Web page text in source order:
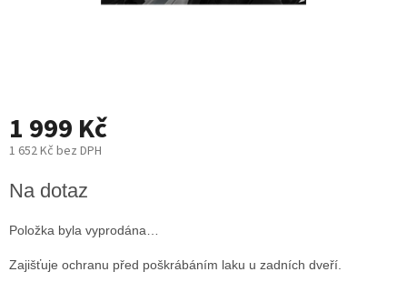
1 999 Kč
1 652 Kč bez DPH
cena:
Na dotaz
Položka byla vyprodána…
Zajišťuje ochranu před poškrábáním laku u zadních dveří.